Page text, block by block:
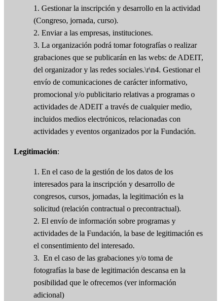
1. Gestionar la inscripción y desarrollo en la actividad
(Congreso, jornada, curso).
2. Enviar a las empresas, instituciones.
3. La organización podrá tomar fotografías o realizar
grabaciones que se publicarán en las webs: de ADEIT,
del organizador y las redes sociales.\r\n4. Gestionar el
envío de comunicaciones de carácter informativo,
promocional y/o publicitario relativas a programas o
actividades de ADEIT a través de cualquier medio,
incluidos medios electrónicos, relacionadas con
actividades y eventos organizados por la Fundación.
Legitimación:
1. En el caso de la gestión de los datos de los
interesados para la inscripción y desarrollo de
congresos, cursos, jornadas, la legitimación es la
solicitud (relación contractual o precontractual).
2. El envío de información sobre programas y
actividades de la Fundación, la base de legitimación es
el consentimiento del interesado.
3. En el caso de las grabaciones y/o toma de
fotografías la base de legitimación descansa en la
posibilidad que le ofrecemos (ver información
adicional)